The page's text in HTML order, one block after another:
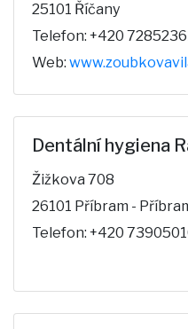
25101 Říčany
Telefon: +420
Web:
Dentální hygiena
Žižkova 708
26101 Příbram -
Telefon: +420